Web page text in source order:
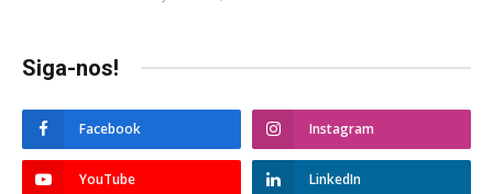
Siga-nos!
Facebook Instagram
YouTube LinkedIn